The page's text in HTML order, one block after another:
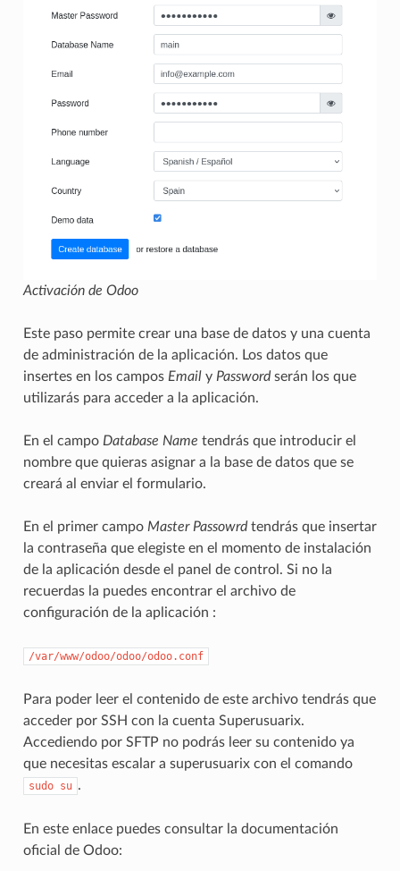
Activación de Odoo
Este paso permite crear una base de datos y una cuenta
de administración de la aplicación. Los datos que
insertes en los campos Emaily Passwordserán los que
utilizarás para acceder a la aplicación.
En el campo Database Name tendrás que introducir el
nombre que quieras asignar a la base de datos que se
creará al enviar el formulario.
En el primer campo Master Passowrdtendrás que insertar
la contraseña que elegiste en el momento de instalación
de la aplicación desde el panel de control. Si no la
recuerdas la puedes encontrar el archivo de
configuración de la aplicación :
/var/www/odoo/odoo/odoo.conf
Para poder leer el contenido de este archivo tendrás que
acceder por SSH con la cuenta Superusuarix.
Accediendo por SFTP no podrás leer su contenido ya
que necesitas escalar a superusuarix con el comando
sudo su .
En este enlace puedes consultar la documentación
oficial de Odoo: